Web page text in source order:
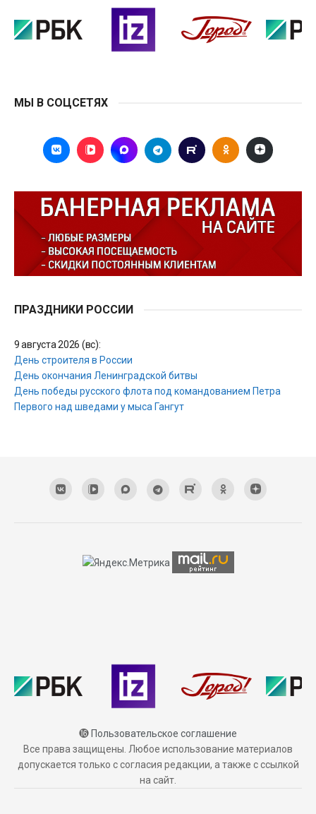
МЫ В СОЦСЕТЯХ
ПРАЗДНИКИ РОССИИ
9 августа 2026 (вс):
День строителя в России
День окончания Ленинградской битвы
День победы русского флота под командованием Петра
Первого над шведами у мыса Гангут
⓰ Пользовательское соглашение
Все права защищены. Любое использование материалов
допускается только с согласия редакции, а также с ссылкой
на сайт.